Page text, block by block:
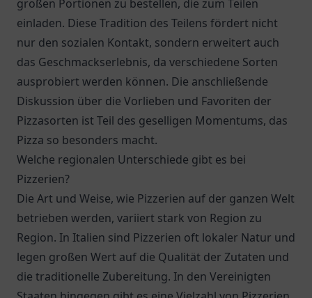
großen Portionen zu bestellen, die zum Teilen
einladen. Diese Tradition des Teilens fördert nicht
nur den sozialen Kontakt, sondern erweitert auch
das Geschmackserlebnis, da verschiedene Sorten
ausprobiert werden können. Die anschließende
Diskussion über die Vorlieben und Favoriten der
Pizzasorten ist Teil des geselligen Momentums, das
Pizza so besonders macht.
Welche regionalen Unterschiede gibt es bei
Pizzerien?
Die Art und Weise, wie Pizzerien auf der ganzen Welt
betrieben werden, variiert stark von Region zu
Region. In Italien sind Pizzerien oft lokaler Natur und
legen großen Wert auf die Qualität der Zutaten und
die traditionelle Zubereitung. In den Vereinigten